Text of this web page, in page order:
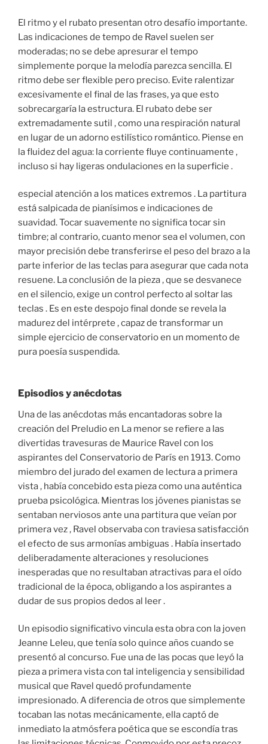
El ritmo y el rubato presentan otro desafío importante.
Las indicaciones de tempo de Ravel suelen ser
moderadas; no se debe apresurar el tempo
simplemente porque la melodía parezca sencilla. El
ritmo debe ser flexible pero preciso. Evite ralentizar
excesivamente el final de las frases, ya que esto
sobrecargaría la estructura. El rubato debe ser
extremadamente sutil , como una respiración natural
en lugar de un adorno estilístico romántico. Piense en
la fluidez del agua: la corriente fluye continuamente ,
incluso si hay ligeras ondulaciones en la superficie .
especial atención a los matices extremos . La partitura
está salpicada de pianísimos e indicaciones de
suavidad. Tocar suavemente no significa tocar sin
timbre; al contrario, cuanto menor sea el volumen, con
mayor precisión debe transferirse el peso del brazo a la
parte inferior de las teclas para asegurar que cada nota
resuene. La conclusión de la pieza , que se desvanece
en el silencio, exige un control perfecto al soltar las
teclas . Es en este despojo final donde se revela la
madurez del intérprete , capaz de transformar un
simple ejercicio de conservatorio en un momento de
pura poesía suspendida.
Episodios y anécdotas
Una de las anécdotas más encantadoras sobre la
creación del Preludio en La menor se refiere a las
divertidas travesuras de Maurice Ravel con los
aspirantes del Conservatorio de París en 1913. Como
miembro del jurado del examen de lectura a primera
vista , había concebido esta pieza como una auténtica
prueba psicológica. Mientras los jóvenes pianistas se
sentaban nerviosos ante una partitura que veían por
primera vez , Ravel observaba con traviesa satisfacción
el efecto de sus armonías ambiguas . Había insertado
deliberadamente alteraciones y resoluciones
inesperadas que no resultaban atractivas para el oído
tradicional de la época, obligando a los aspirantes a
dudar de sus propios dedos al leer .
Un episodio significativo vincula esta obra con la joven
Jeanne Leleu, que tenía solo quince años cuando se
presentó al concurso. Fue una de las pocas que leyó la
pieza a primera vista con tal inteligencia y sensibilidad
musical que Ravel quedó profundamente
impresionado. A diferencia de otros que simplemente
tocaban las notas mecánicamente, ella captó de
inmediato la atmósfera poética que se escondía tras